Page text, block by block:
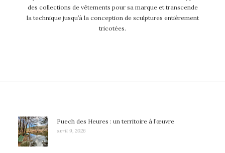
des collections de vêtements pour sa marque et transcende
la technique jusqu’à la conception de sculptures entièrement
tricotées.
Puech des Heures : un territoire à l’œuvre
avril 9, 2026